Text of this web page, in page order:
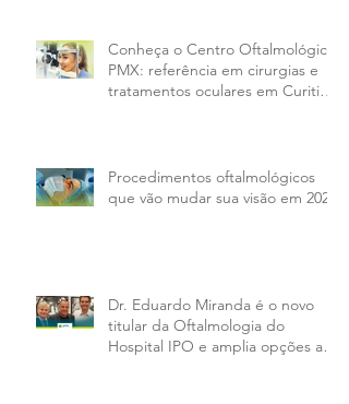
Conheça o Centro Oftalmológico
PMX: referência em cirurgias e
tratamentos oculares em Curitiba
Procedimentos oftalmológicos
que vão mudar sua visão em 2026
Dr. Eduardo Miranda é o novo
titular da Oftalmologia do
Hospital IPO e amplia opções aos